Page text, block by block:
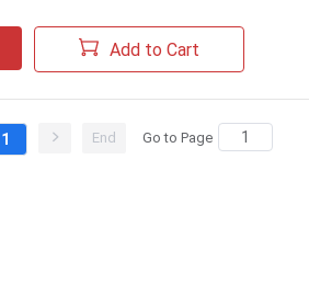
Add to Cart
1 End Go to Page